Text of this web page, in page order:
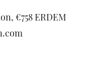
€758 ERDEM